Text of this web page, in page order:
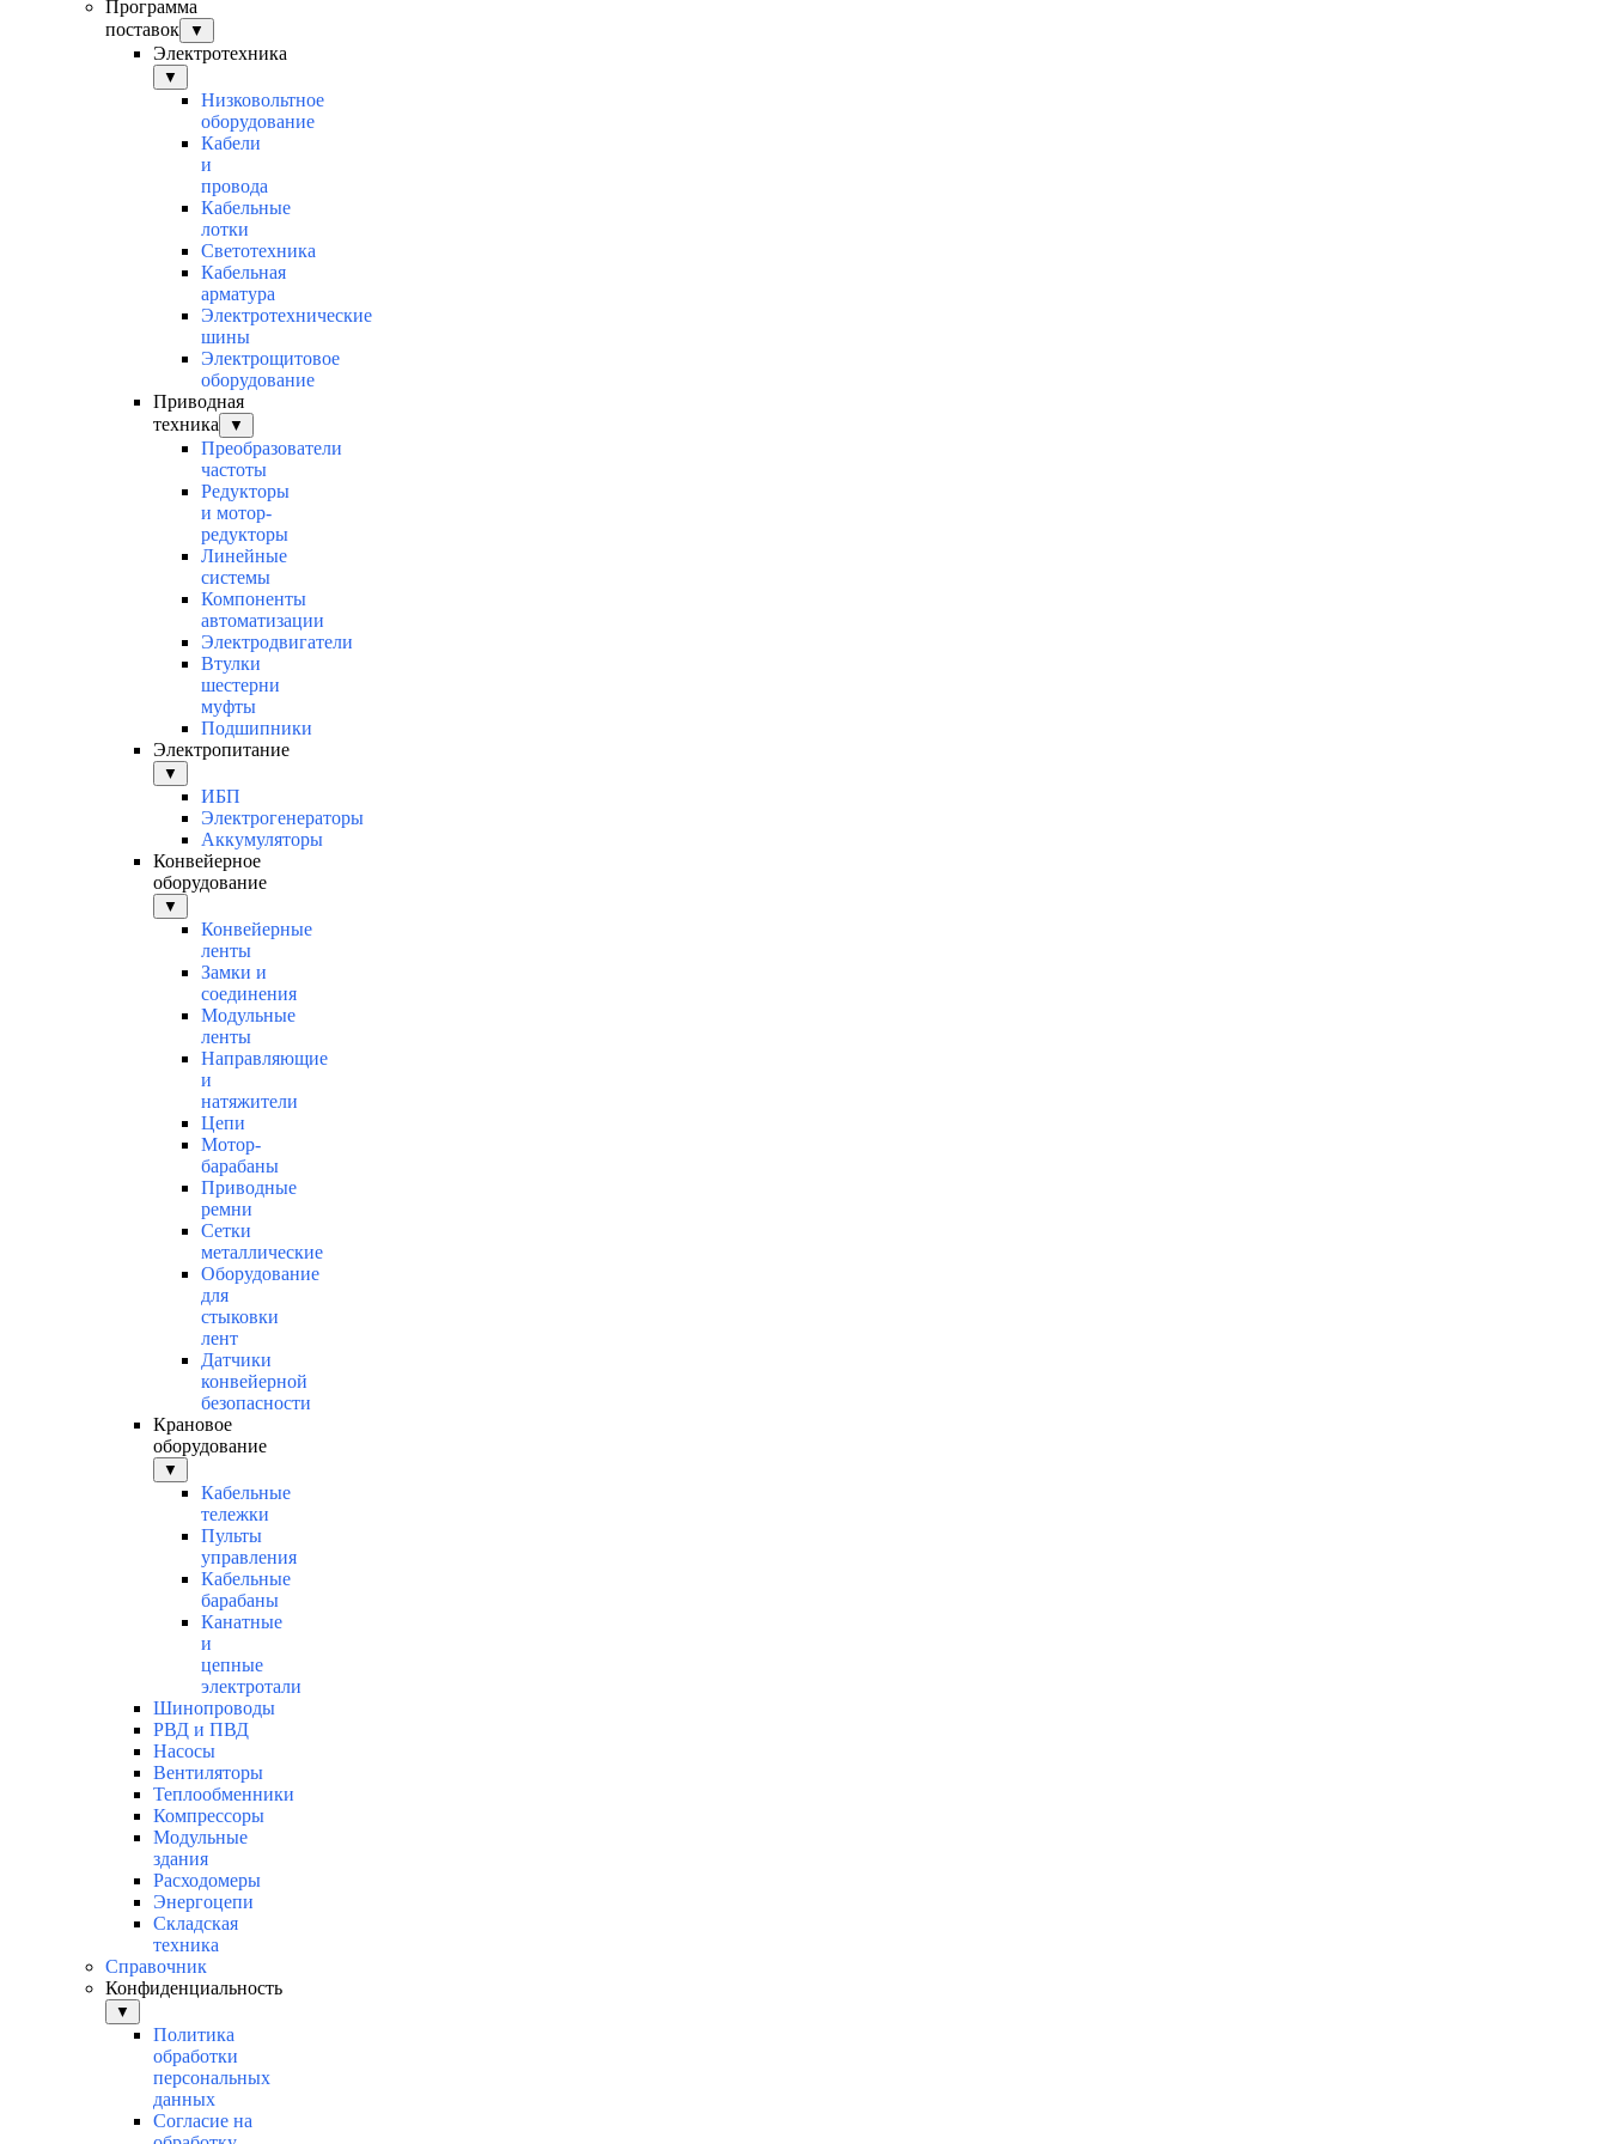
Программа
поставок
▼
Электротехника
▼
Низковольтное
оборудование
Кабели
и
провода
Кабельные
лотки
Светотехника
Кабельная
арматура
Электротехнические
шины
Электрощитовое
оборудование
Приводная
техника
▼
Преобразователи
частоты
Редукторы
и мотор-
редукторы
Линейные
системы
Компоненты
автоматизации
Электродвигатели
Втулки
шестерни
муфты
Подшипники
Электропитание
▼
ИБП
Электрогенераторы
Аккумуляторы
Конвейерное
оборудование
▼
Конвейерные
ленты
Замки и
соединения
Модульные
ленты
Направляющие
и
натяжители
Цепи
Мотор-
барабаны
Приводные
ремни
Сетки
металлические
Оборудование
для
стыковки
лент
Датчики
конвейерной
безопасности
Крановое
оборудование
▼
Кабельные
тележки
Пульты
управления
Кабельные
барабаны
Канатные
и
цепные
электротали
Шинопроводы
РВД и ПВД
Насосы
Вентиляторы
Теплообменники
Компрессоры
Модульные
здания
Расходомеры
Энергоцепи
Складская
техника
Справочник
Конфиденциальность
▼
Политика
обработки
персональных
данных
Согласие на